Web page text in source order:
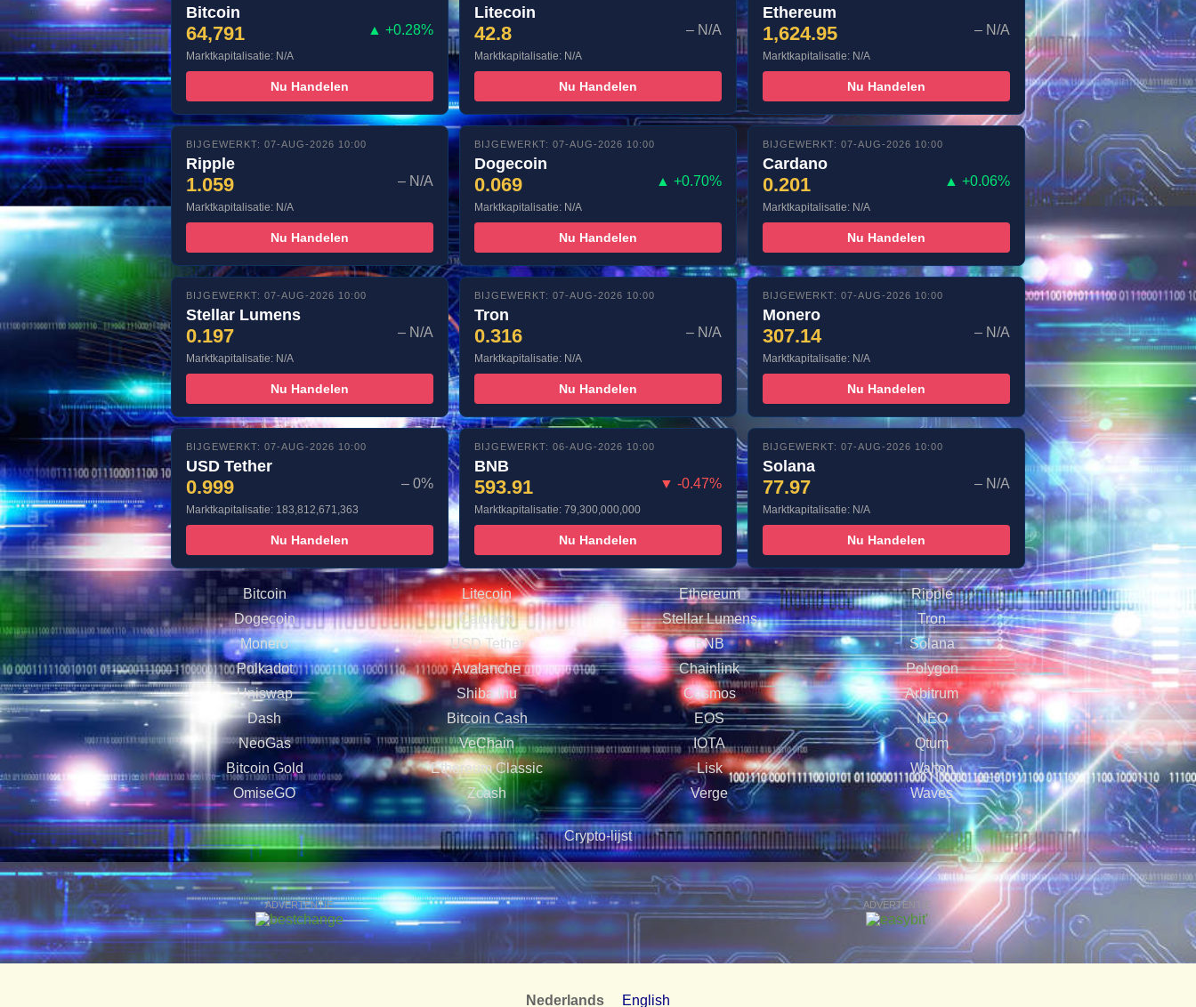
Bitcoin
64,791 ▲ +0.28%
Marktkapitalisatie: N/A
Nu Handelen
Litecoin
42.8 – N/A
Marktkapitalisatie: N/A
Nu Handelen
Ethereum
1,624.95 – N/A
Marktkapitalisatie: N/A
Nu Handelen
BIJGEWERKT: 07-AUG-2026 10:00
Ripple
1.059 – N/A
Marktkapitalisatie: N/A
Nu Handelen
BIJGEWERKT: 07-AUG-2026 10:00
Dogecoin
0.069 ▲ +0.70%
Marktkapitalisatie: N/A
Nu Handelen
BIJGEWERKT: 07-AUG-2026 10:00
Cardano
0.201 ▲ +0.06%
Marktkapitalisatie: N/A
Nu Handelen
BIJGEWERKT: 07-AUG-2026 10:00
Stellar Lumens
0.197 – N/A
Marktkapitalisatie: N/A
Nu Handelen
BIJGEWERKT: 07-AUG-2026 10:00
Tron
0.316 – N/A
Marktkapitalisatie: N/A
Nu Handelen
BIJGEWERKT: 07-AUG-2026 10:00
Monero
307.14 – N/A
Marktkapitalisatie: N/A
Nu Handelen
BIJGEWERKT: 07-AUG-2026 10:00
USD Tether
0.999 – 0%
Marktkapitalisatie: 183,812,671,363
Nu Handelen
BIJGEWERKT: 06-AUG-2026 10:00
BNB
593.91 ▼ -0.47%
Marktkapitalisatie: 79,300,000,000
Nu Handelen
BIJGEWERKT: 07-AUG-2026 10:00
Solana
77.97 – N/A
Marktkapitalisatie: N/A
Nu Handelen
Bitcoin Litecoin Ethereum
Ripple
Dogecoin
Cardano Stellar Lumens
Tron
Monero
USD Tether BNB
Solana
Polkadot
Avalanche Chainlink
Polygon
Uniswap
Shiba Inu Cosmos
Arbitrum
Dash
Bitcoin Cash EOS
NEO
NeoGas
VeChain IOTA
Qtum
Bitcoin Gold
Ethereum Classic Lisk
Walton
OmiseGO
Zcash Verge Waves
Crypto-lijst
ADVERTENTIE ADVERTENTIE
Nederlands English